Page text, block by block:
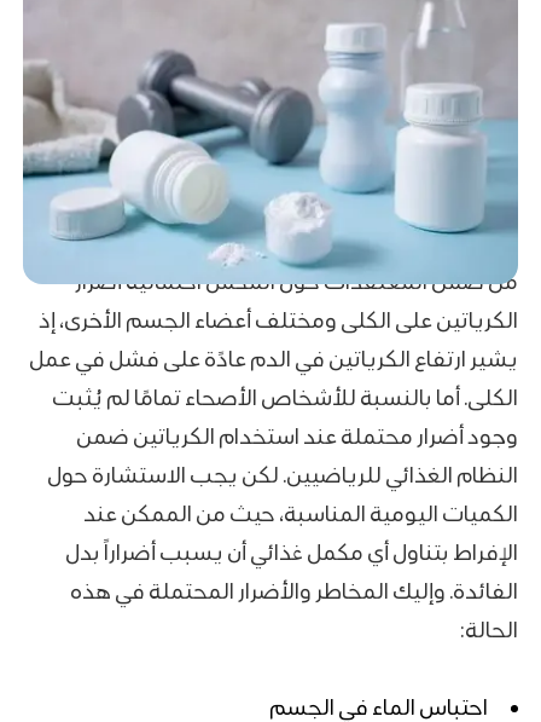
من ضمن المعتقدات حول المكمل احتمالية أضرار
الكرياتين على الكلى ومختلف أعضاء الجسم الأخرى، إذ
يشير ارتفاع الكرياتين في الدم عادًة على فشل في عمل
الكلى. أما بالنسبة للأشخاص الأصحاء تمامًا لم يُثبت
وجود أضرار محتملة عند استخدام الكرياتين ضمن
النظام الغذائي للرياضيين. لكن يجب الاستشارة حول
الكميات اليومية المناسبة، حيث من الممكن عند
الإفراط بتناول أي مكمل غذائي أن يسبب أضراراً بدل
الفائدة. وإليك المخاطر والأضرار المحتملة في هذه
الحالة:
احتباس الماء في الجسم